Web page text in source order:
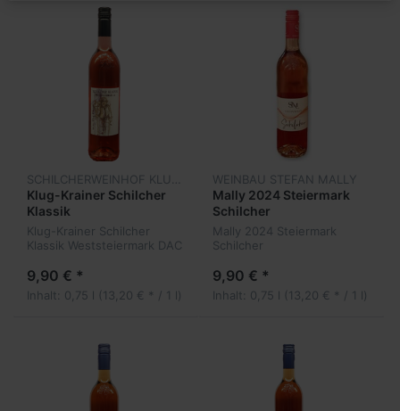
SCHILCHERWEINHOF KLUG-KRAINER
Klug-Krainer Schilcher
Klassik
Klug-Krainer Schilcher
Klassik Weststeiermark DAC
9,90 € *
Inhalt: 0,75 l (13,20 € * / 1 l)
WEINBAU STEFAN MALLY
Mally 2024 Steiermark
Schilcher
Mally 2024 Steiermark
Schilcher
9,90 € *
Inhalt: 0,75 l (13,20 € * / 1 l)